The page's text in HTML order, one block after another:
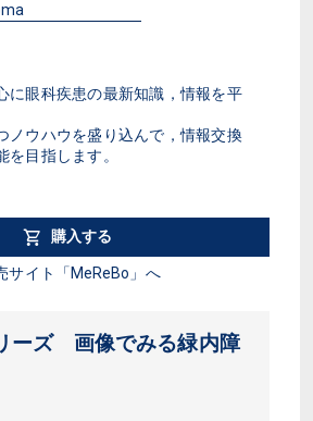
に眼科疾患の最新知識，情報を平
ノウハウを盛り込んで，情報交換
目指します。
購入する
サイト「MeReBo」へ
ーズ 画像でみる緑内障